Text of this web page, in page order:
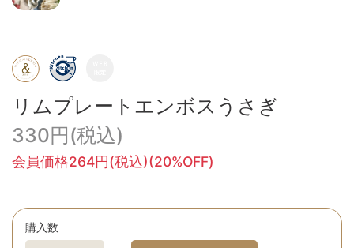
リムプレートエンボスうさぎ
330円(税込)
会員価格264円(税込)(20%OFF)
購入数